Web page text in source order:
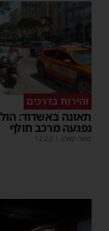
זהירות בדרכים
תאונה באשדוד:
נפגעה מרכב חולף
משה קאהן